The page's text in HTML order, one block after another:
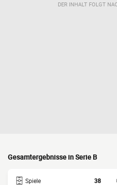
DER INHALT FOLGT
Gesamtergebnisse in Serie B
Spiele 38